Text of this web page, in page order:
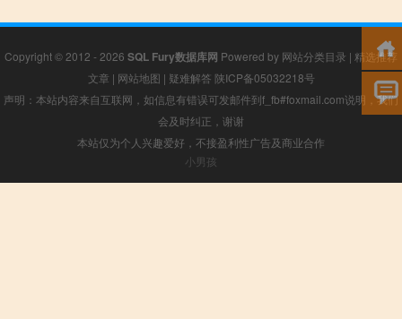
Copyright © 2012 - 2026 SQL Fury数据库网 Powered by 网站分类目录 | 精选推荐
文章 | 网站地图 | 疑难解答 陕ICP备05032218号
声明：本站内容来自互联网，如信息有错误可发邮件到f_fb#foxmail.com说明，我们
会及时纠正，谢谢
本站仅为个人兴趣爱好，不接盈利性广告及商业合作
小男孩